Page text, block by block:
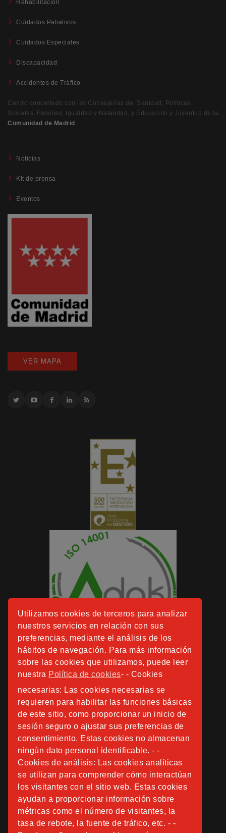
Utilizamos cookies de terceros para analizar
nuestros servicios en relación con sus
preferencias, mediante el análisis de los
hábitos de navegación. Para más información
sobre las cookies que utilizamos, puede leer
nuestra Política de cookies- - Cookies
necesarias: Las cookies necesarias se
requieren para habilitar las funciones básicas
de este sitio, como proporcionar un inicio de
sesión seguro o ajustar sus preferencias de
consentimiento. Estas cookies no almacenan
ningún dato personal identificable. - -
Cookies de análisis: Las cookies analíticas
se utilizan para comprender cómo interactúan
los visitantes con el sitio web. Estas cookies
ayudan a proporcionar información sobre
métricas como el número de visitantes, la
tasa de rebote, la fuente de tráfico, etc. - -
Rehabilitación
Cuidados Paliativos
Cuidados Especiales
Discapacidad
Accidentes de Tráfico
Centro concertado con las Consejerías de: Sanidad, Políticas
Sociales, Familias, Igualdad y Natalidad, y Educación y Juventud de la
Comunidad de Madrid
Noticias
Kit de prensa
Eventos
VER MAPA